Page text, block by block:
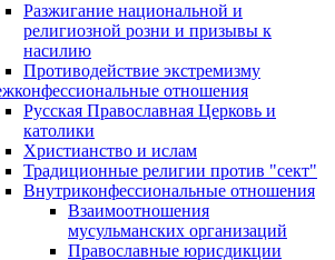
Разжигание национальной и
религиозной розни и призывы к
насилию
Противодействие экстремизму
отношения
Русская Православная Церковь и
католики
Христианство и ислам
Традиционные религии против "сект"
Внутриконфессиональные отношения
Взаимоотношения
мусульманских организаций
Православные юрисдикции